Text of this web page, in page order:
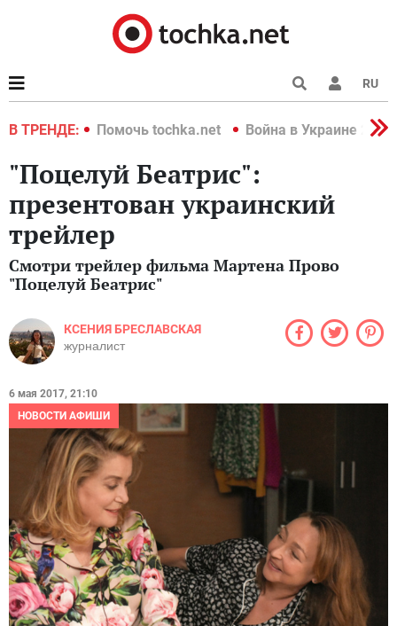
RU
В ТРЕНДЕ:
2022 Помочь tochka.net Война в Украине 2022
"Поцелуй Беатрис":
презентован украинский
трейлер
Смотри трейлер фильма Мартена Прово
"Поцелуй Беатрис"
КСЕНИЯ БРЕСЛАВСКАЯ
журналист
6 мая 2017, 21:10
НОВОСТИ АФИШИ